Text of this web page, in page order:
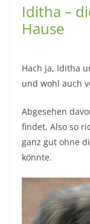
Iditha –
Hause
Hach ja, Iditha
und wohl auch
Abgesehen
findet. Also so
ganz gut ohne
könnte.